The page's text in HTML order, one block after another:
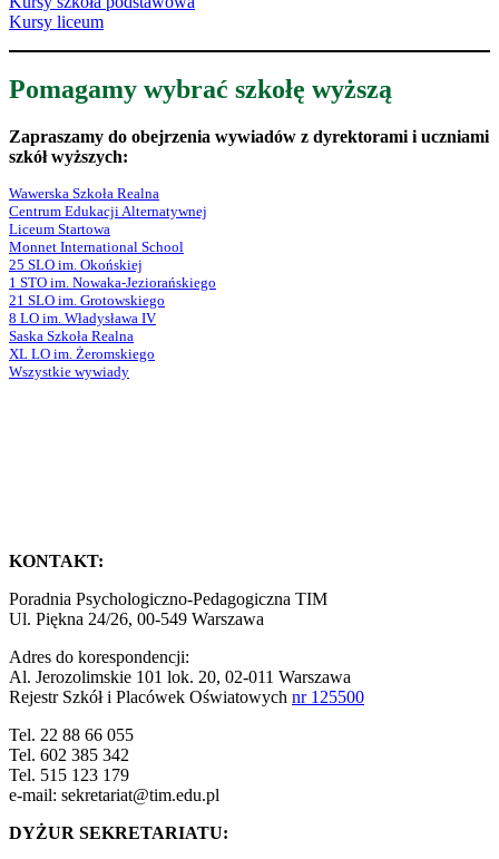
Kursy liceum
Pomagamy wybrać szkołę wyższą
Zapraszamy do obejrzenia wywiadów z dyrektorami i uczniami
szkół wyższych:
Wawerska Szkoła Realna
Centrum Edukacji Alternatywnej
Liceum Startowa
Monnet International School
25 SLO im. Okońskiej
1 STO im. Nowaka-Jeziorańskiego
21 SLO im. Grotowskiego
8 LO im. Władysława IV
Saska Szkoła Realna
XL LO im. Żeromskiego
Wszystkie wywiady
KONTAKT:
Poradnia Psychologiczno-Pedagogiczna TIM
Ul. Piękna 24/26, 00-549 Warszawa
Adres do korespondencji:
Al. Jerozolimskie 101 lok. 20, 02-011 Warszawa
Rejestr Szkół i Placówek Oświatowych nr 125500
Tel. 22 88 66 055
Tel. 602 385 342
Tel. 515 123 179
e-mail: sekretariat@tim.edu.pl
DYŻUR SEKRETARIATU: